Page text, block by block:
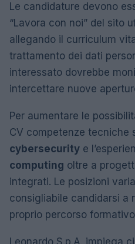
Le candidature devono
“Lavora con noi” del sito
allegando il curriculum
trattamento dei dati
interessato dovrebbe
intercettare nuove
Per aumentare le
CV competenze tecniche
cybersecurity e
computing oltre a
integrati. Le posizioni
consigliabile candidarsi a
proprio percorso